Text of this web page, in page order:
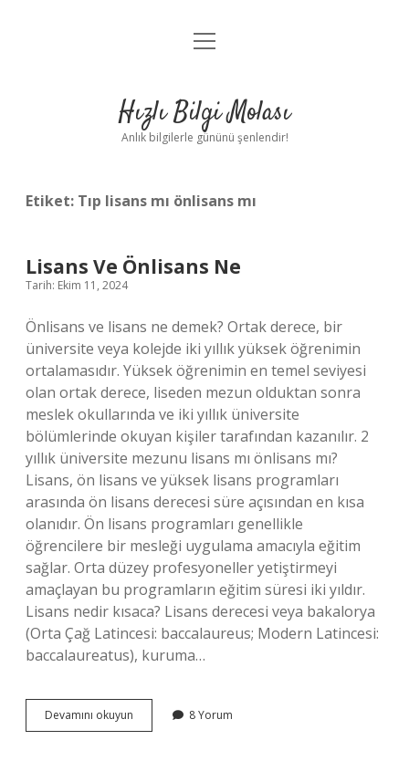
Anasayfa
Yasal Uyarı
menüyü
Hızlı Bilgi Molası
Anlık bilgilerle gününü şenlendir!
Etiket: Tıp lisans mı önlisans mı
Lisans Ve Önlisans Ne
Tarih: Ekim 11, 2024
Önlisans ve lisans ne demek? Ortak derece, bir
üniversite veya kolejde iki yıllık yüksek öğrenimin
ortalamasıdır. Yüksek öğrenimin en temel seviyesi
olan ortak derece, liseden mezun olduktan sonra
meslek okullarında ve iki yıllık üniversite
bölümlerinde okuyan kişiler tarafından kazanılır. 2
yıllık üniversite mezunu lisans mı önlisans mı?
Lisans, ön lisans ve yüksek lisans programları
arasında ön lisans derecesi süre açısından en kısa
olanıdır. Ön lisans programları genellikle
öğrencilere bir mesleği uygulama amacıyla eğitim
sağlar. Orta düzey profesyoneller yetiştirmeyi
amaçlayan bu programların eğitim süresi iki yıldır.
Lisans nedir kısaca? Lisans derecesi veya bakalorya
(Orta Çağ Latincesi: baccalaureus; Modern Latincesi:
baccalaureatus), kuruma…
Devamını okuyun
Ve
8 Yorum